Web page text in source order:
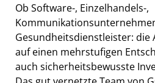
Ob Software-, Einzelhandels-,
Gesundheitsdienstleister: die
auf einen mehrstufigen
auch sicherheitsbewusste